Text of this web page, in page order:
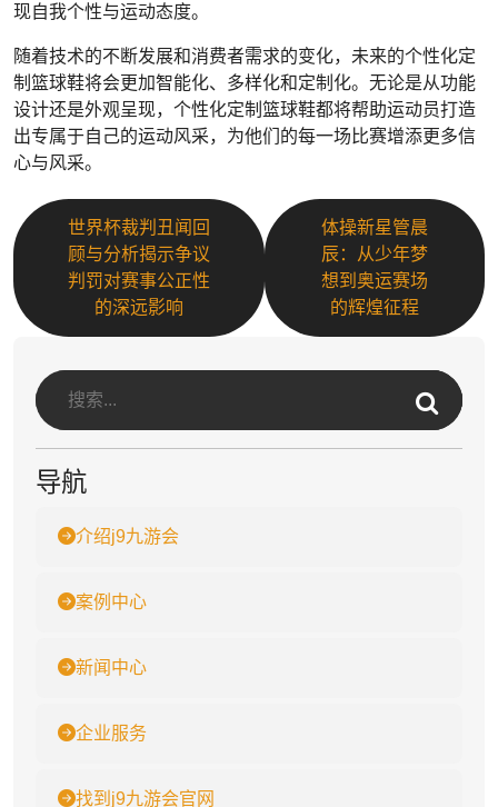
现自我个性与运动态度。
随着技术的不断发展和消费者需求的变化，未来的个性化定
制篮球鞋将会更加智能化、多样化和定制化。无论是从功能
设计还是外观呈现，个性化定制篮球鞋都将帮助运动员打造
出专属于自己的运动风采，为他们的每一场比赛增添更多信
心与风采。
世界杯裁判丑闻回
顾与分析揭示争议
判罚对赛事公正性
的深远影响
体操新星管晨
辰：从少年梦
想到奥运赛场
的辉煌征程
导航
介绍j9九游会
案例中心
新闻中心
企业服务
找到j9九游会官网